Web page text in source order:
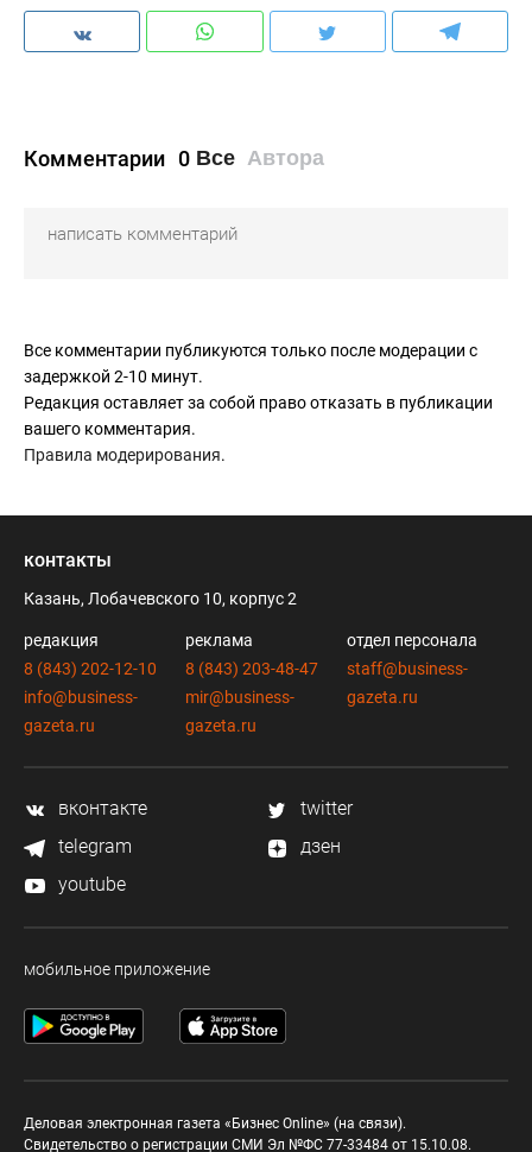
Комментарии 0 Все Автора
Все комментарии публикуются только после модерации с
задержкой 2-10 минут.
Редакция оставляет за собой право отказать в публикации
вашего комментария.
Правила модерирования.
контакты
Казань, Лобачевского 10, корпус 2
редакция
8 (843) 202-12-10
info@business-
gazeta.ru
реклама
8 (843) 203-48-47
mir@business-
gazeta.ru
отдел персонала
staff@business-
gazeta.ru
вконтакте
twitter
telegram
дзен
youtube
мобильное приложение
Деловая электронная газета «Бизнес Online» (на связи).
Свидетельство о регистрации СМИ Эл №ФС 77-33484 от 15.10.08.